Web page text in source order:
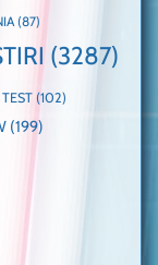
(87)
(3287)
TEST (102)
(199)